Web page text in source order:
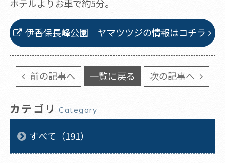
ホテルよりお車で約5分。
伊香保長峰公園 ヤマツツジの情報はコチラ
前の記事へ 一覧に戻る 次の記事へ
カテゴリ Category
すべて（191）